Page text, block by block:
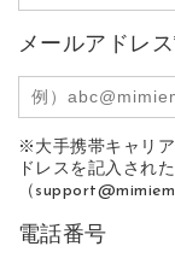
メールアドレス
※大手携帯キャリ
ドレスを記入され
（
電話番号